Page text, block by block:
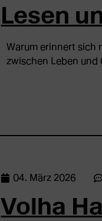
Lesen
Warum erinnert sich
zwischen Leben und
Volha
04. März 2026